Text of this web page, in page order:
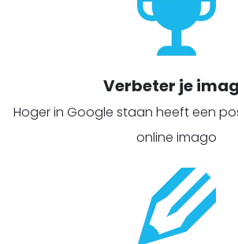
Verbeter je
Hoger in Google staan heeft een
online imago